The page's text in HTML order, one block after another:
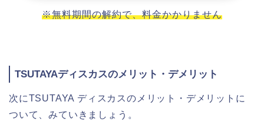
※無料期間の解約で、料金かかりません
TSUTAYAディスカスのメリット・デメリット
次にTSUTAYA ディスカスのメリット・デメリットに
ついて、みていきましょう。